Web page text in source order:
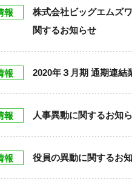
報
株式会社ビッグエムズ
関するお知らせ
報 2020年３月期 通期連結
報 人事異動に関するお知
報 役員の異動に関するお